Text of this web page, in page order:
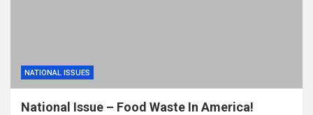
NATIONAL ISSUES
National Issue – Food Waste In America!